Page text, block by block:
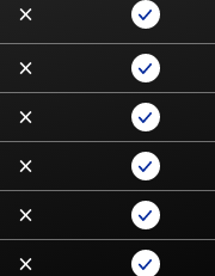
×
×
×
×
×
×